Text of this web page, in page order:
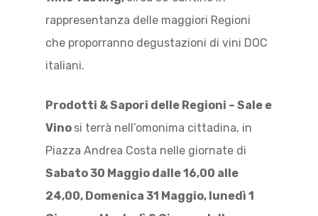
rappresentanza delle maggiori Regioni
che proporranno degustazioni di vini DOC
italiani.
Prodotti & Sapori delle Regioni – Sale e
Vino si terrà nell’omonima cittadina, in
Piazza Andrea Costa nelle giornate di
Sabato 30 Maggio dalle 16,00 alle
24,00, Domenica 31 Maggio, lunedì 1